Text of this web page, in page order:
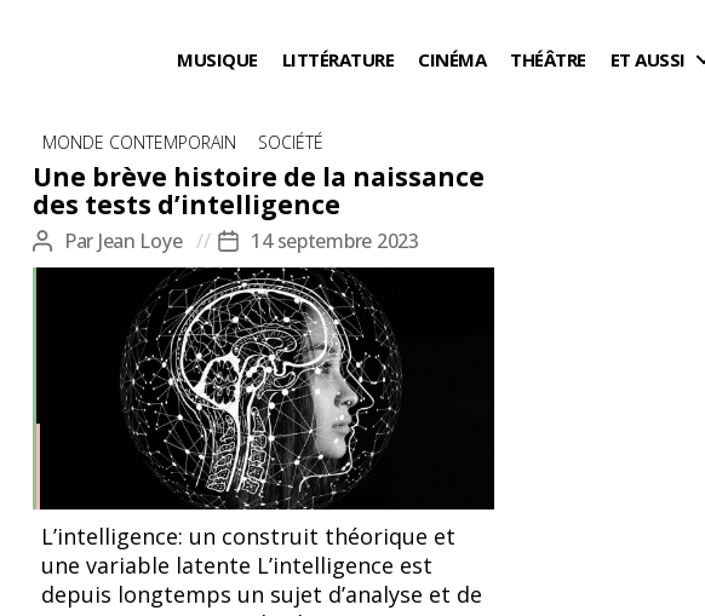
MUSIQUE LITTÉRATURE CINÉMA THÉÂTRE ET AUSSI
Catégories
MONDE CONTEMPORAIN SOCIÉTÉ
Une brève histoire de la naissance
des tests d’intelligence
Auteur
de
Par Jean Loye
Date
de
l’article
14 septembre 2023
Image libre de droits
L’intelligence: un construit théorique et
une variable latente L’intelligence est
depuis longtemps un sujet d’analyse et de